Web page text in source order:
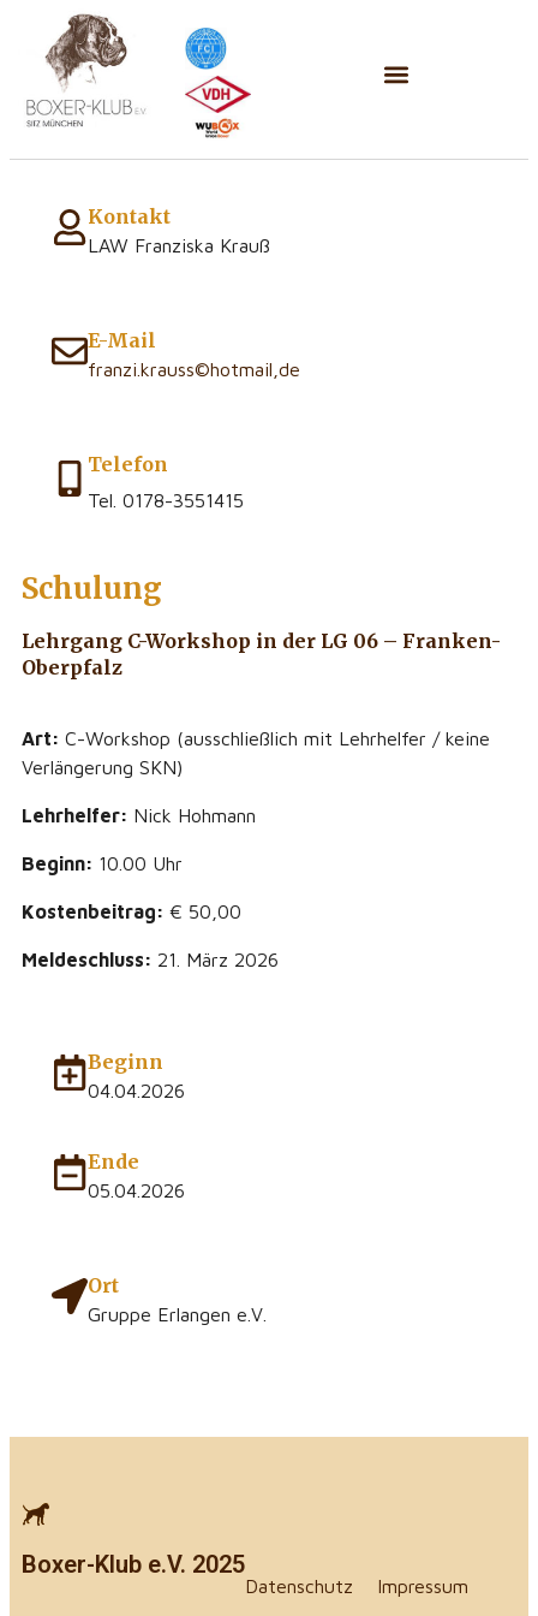
Kontakt
LAW Franziska Krauß
E-Mail
franzi.krauss©hotmail,de
Telefon
Tel. 0178-3551415
Schulung
Lehrgang C-Workshop in der LG 06 – Franken-
Oberpfalz
Art: C-Workshop (ausschließlich mit Lehrhelfer / keine
Verlängerung SKN)
Lehrhelfer: Nick Hohmann
Beginn: 10.00 Uhr
Kostenbeitrag: € 50,00
Meldeschluss: 21. März 2026
Beginn
04.04.2026
Ende
05.04.2026
Ort
Gruppe Erlangen e.V.
Boxer-Klub e.V. 2025
Datenschutz Impressum